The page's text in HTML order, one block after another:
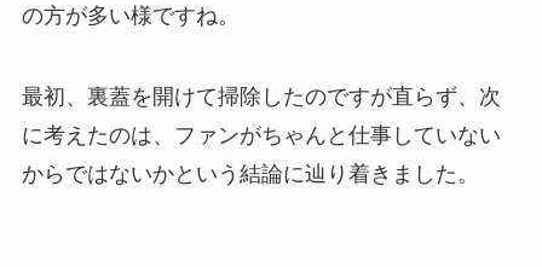
の方が多い様ですね。
最初、裏蓋を開けて掃除したのですが直らず、次
に考えたのは、ファンがちゃんと仕事していない
からではないかという結論に辿り着きました。